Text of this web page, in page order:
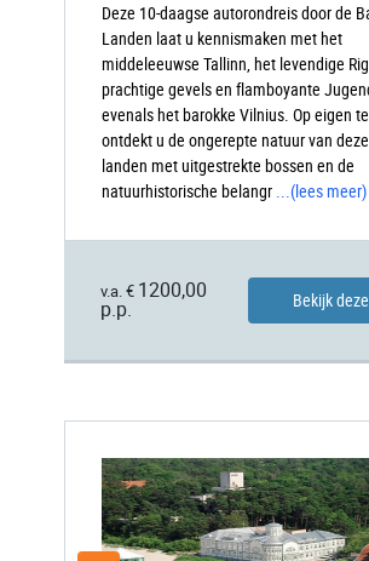
Deze 10-daagse autorondreis door de
Landen laat u kennismaken met het
middeleeuwse Tallinn, het levendige
prachtige gevels en flamboyante
evenals het barokke Vilnius. Op eigen
ontdekt u de ongerepte natuur van
landen met uitgestrekte bossen en de
natuurhistorische belangr ...(lees meer)
v.a. € 1200,00
p.p.
Bekijk